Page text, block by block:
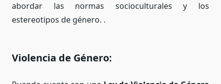
abordar las normas socioculturales y los
estereotipos de género. .
Violencia de Género: